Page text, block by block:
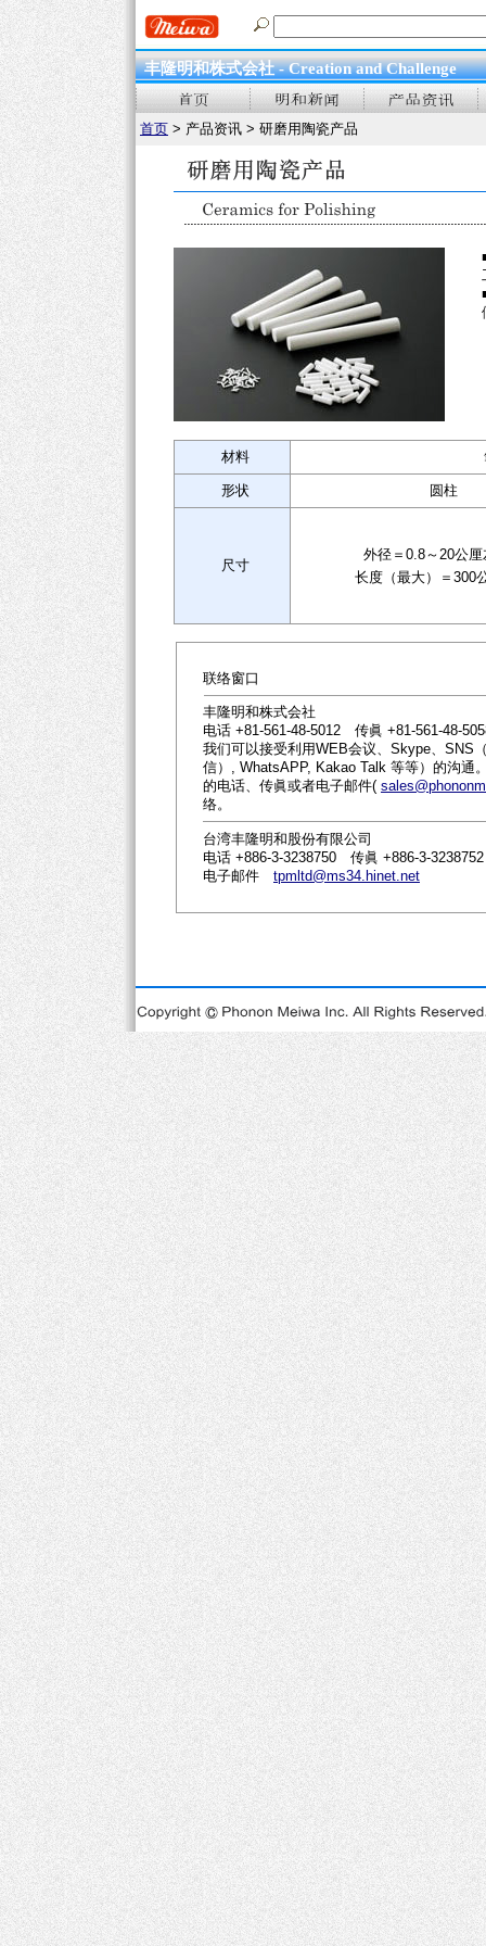
丰隆明和株式会社 - Creation and Challenge
首页 > 产品资讯 > 研磨用陶瓷产品
材料
形状 圆柱
尺寸
外径＝0.8～20公厘
长度（最大）＝300
联络窗口
丰隆明和株式会社
电话 +81-561-48-5012 传眞 +81-561-48-
我们可以接受利用WEB会议、Skype、
信）, WhatsAPP, Kakao Talk 等等）的沟通
的电话、传眞或者电子邮件(
络。
台湾丰隆明和股份有限公司
电话 +886-3-3238750 传眞 +886-3-3238752
电子邮件 tpmltd@ms34.hinet.net